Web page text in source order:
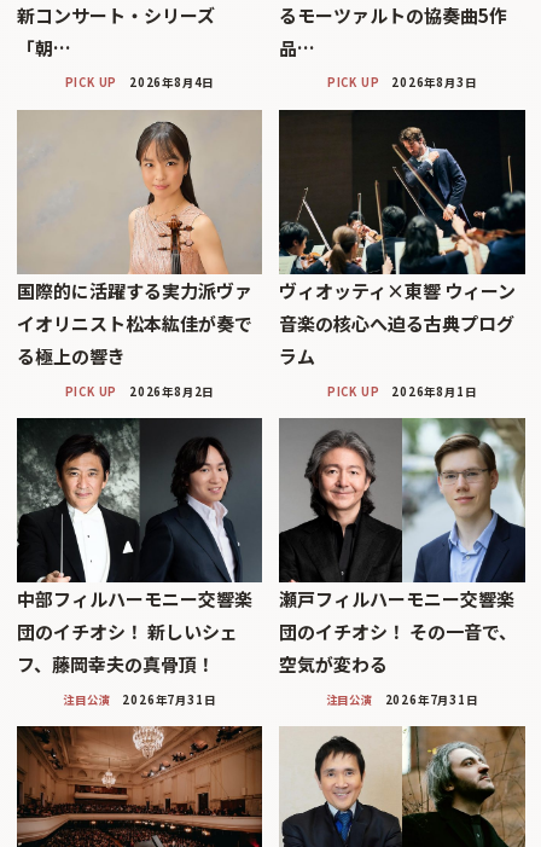
新コンサート・シリーズ
「朝…
PICK UP 2026年8月4日
るモーツァルトの協奏曲5作
品…
PICK UP 2026年8月3日
国際的に活躍する実力派ヴァ
イオリニスト松本紘佳が奏で
る極上の響き
PICK UP 2026年8月2日
ヴィオッティ×東響 ウィーン
音楽の核心へ迫る古典プログ
ラム
PICK UP 2026年8月1日
中部フィルハーモニー交響楽
団のイチオシ！ 新しいシェ
フ、藤岡幸夫の真骨頂！
注目公演 2026年7月31日
瀬戸フィルハーモニー交響楽
団のイチオシ！ その一音で、
空気が変わる
注目公演 2026年7月31日